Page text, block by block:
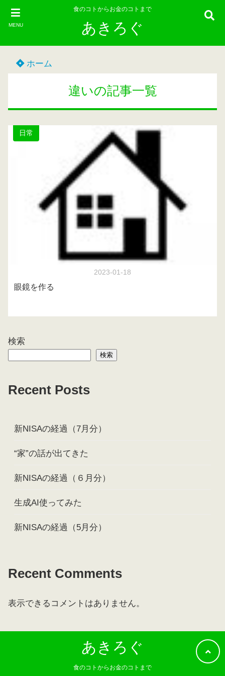
MENU
食のコトからお金のコトまで
あきろぐ
ホーム
違いの記事一覧
日常
2023-01-18
眼鏡を作る
検索
検索
Recent Posts
新NISAの経過（7月分）
“家”の話が出てきた
新NISAの経過（６月分）
生成AI使ってみた
新NISAの経過（5月分）
Recent Comments
表示できるコメントはありません。
あきろぐ
食のコトからお金のコトまで